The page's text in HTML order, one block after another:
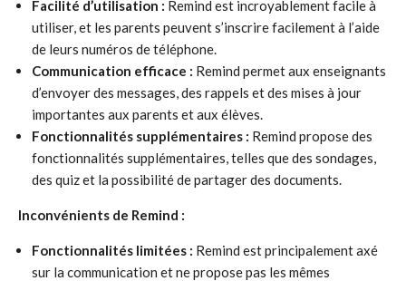
Facilité d’utilisation : Remind est incroyablement facile à
utiliser, et les parents peuvent s’inscrire facilement à l’aide
de leurs numéros de téléphone.
Communication efficace : Remind permet aux enseignants
d’envoyer des messages, des rappels et des mises à jour
importantes aux parents et aux élèves.
Fonctionnalités supplémentaires : Remind propose des
fonctionnalités supplémentaires, telles que des sondages,
des quiz et la possibilité de partager des documents.
Inconvénients de Remind :
Fonctionnalités limitées : Remind est principalement axé
sur la communication et ne propose pas les mêmes